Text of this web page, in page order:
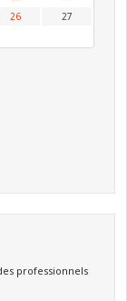
26
27
professionnels